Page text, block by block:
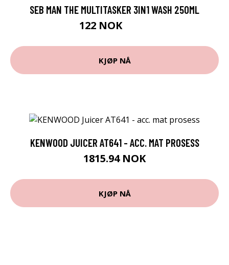
SEB MAN THE MULTITASKER 3IN1 WASH 250ML
122 NOK
KJØP NÅ
KENWOOD JUICER AT641 - ACC. MAT PROSESS
1815.94 NOK
KJØP NÅ